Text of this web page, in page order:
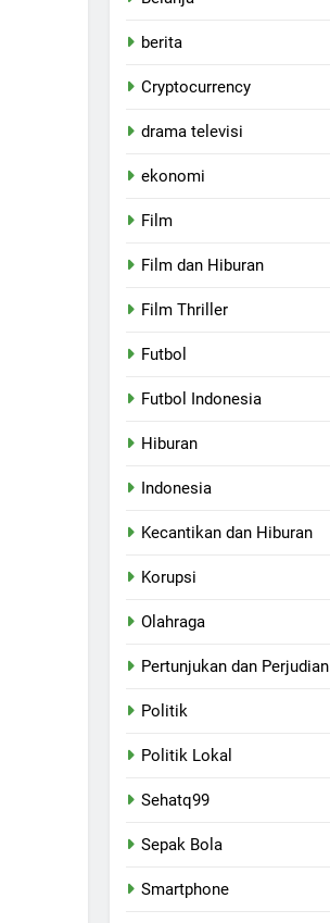
berita
Cryptocurrency
drama televisi
ekonomi
Film
Film dan Hiburan
Film Thriller
Futbol
Futbol Indonesia
Hiburan
Indonesia
Kecantikan dan Hiburan
Korupsi
Olahraga
Pertunjukan dan Perjudian
Politik
Politik Lokal
Sehatq99
Sepak Bola
Smartphone